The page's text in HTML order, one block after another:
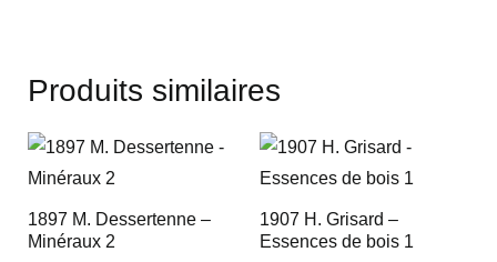
Produits similaires
1897 M. Dessertenne –
Minéraux 2
1907 H. Grisard –
Essences de bois 1